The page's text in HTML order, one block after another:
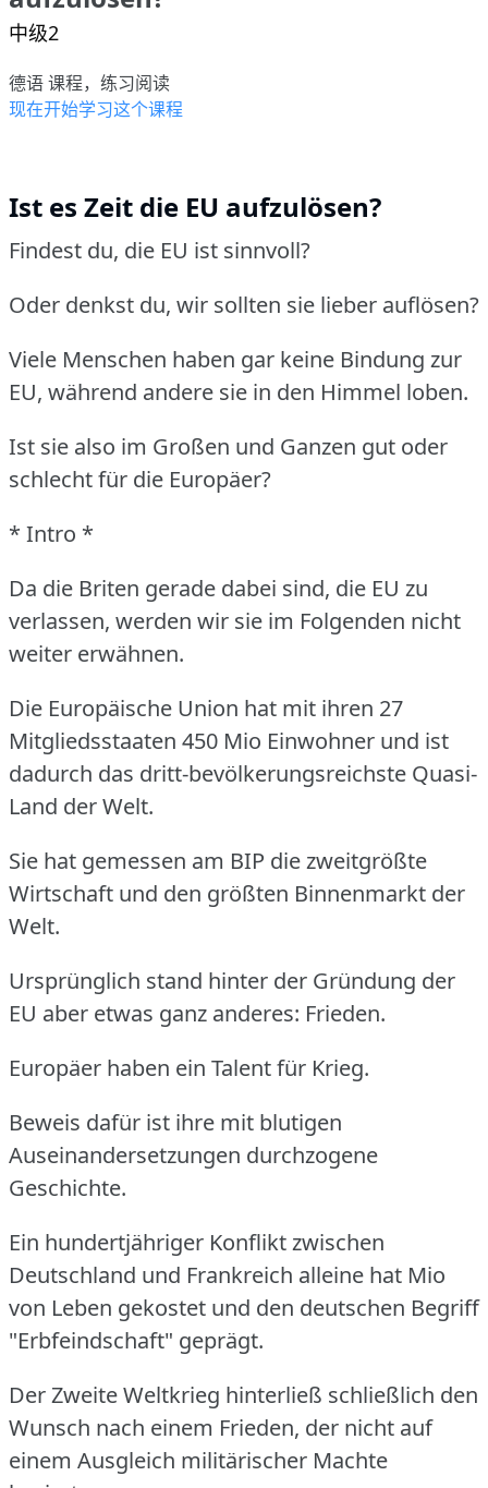
中级2
德语 课程，练习阅读
现在开始学习这个课程
Ist es Zeit die EU aufzulösen?
Findest du, die EU ist sinnvoll?
Oder denkst du, wir sollten sie lieber auflösen?
Viele Menschen haben gar keine Bindung zur
EU, während andere sie in den Himmel loben.
Ist sie also im Großen und Ganzen gut oder
schlecht für die Europäer?
* Intro *
Da die Briten gerade dabei sind, die EU zu
verlassen, werden wir sie im Folgenden nicht
weiter erwähnen.
Die Europäische Union hat mit ihren 27
Mitgliedsstaaten 450 Mio Einwohner und ist
dadurch das dritt-bevölkerungsreichste Quasi-
Land der Welt.
Sie hat gemessen am BIP die zweitgrößte
Wirtschaft und den größten Binnenmarkt der
Welt.
Ursprünglich stand hinter der Gründung der
EU aber etwas ganz anderes: Frieden.
Europäer haben ein Talent für Krieg.
Beweis dafür ist ihre mit blutigen
Auseinandersetzungen durchzogene
Geschichte.
Ein hundertjähriger Konflikt zwischen
Deutschland und Frankreich alleine hat Mio
von Leben gekostet und den deutschen Begriff
"Erbfeindschaft" geprägt.
Der Zweite Weltkrieg hinterließ schließlich den
Wunsch nach einem Frieden, der nicht auf
einem Ausgleich militärischer Machte